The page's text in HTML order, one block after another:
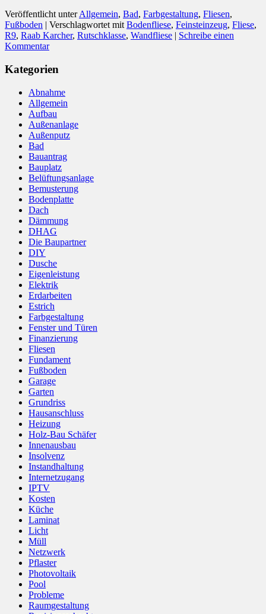
Veröffentlicht unter Allgemein, Bad, Farbgestaltung, Fliesen,
Fußboden | Verschlagwortet mit Bodenfliese, Feinsteinzeug, Fliese,
R9, Raab Karcher, Rutschklasse, Wandfliese | Schreibe einen
Kommentar
Kategorien
Abnahme
Allgemein
Aufbau
Außenanlage
Außenputz
Bad
Bauantrag
Bauplatz
Belüftungsanlage
Bemusterung
Bodenplatte
Dach
Dämmung
DHAG
Die Baupartner
DIY
Dusche
Eigenleistung
Elektrik
Erdarbeiten
Estrich
Farbgestaltung
Fenster und Türen
Finanzierung
Fliesen
Fundament
Fußboden
Garage
Garten
Grundriss
Hausanschluss
Heizung
Holz-Bau Schäfer
Innenausbau
Insolvenz
Instandhaltung
Internetzugang
IPTV
Kosten
Küche
Laminat
Licht
Müll
Netzwerk
Pflaster
Photovoltaik
Pool
Probleme
Raumgestaltung